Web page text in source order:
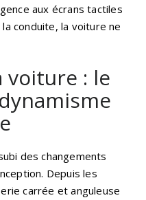
aux écrans tactiles
conduite, la voiture ne
voiture : le
des changements
Depuis les
carrée et anguleuse